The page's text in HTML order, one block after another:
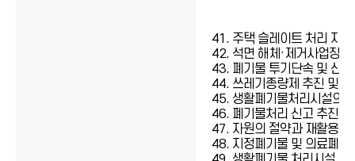
41. 주택 슬레이트 처리 지
42. 석면 해체·제거사업장에
43. 폐기물 투기단속 및 신
44. 쓰레기종량제 추진 및
45. 생활폐기물처리시설의
46. 폐기물처리 신고 추진
47. 자원의 절약과 재활용 촉
48. 지정폐기물 및 의료폐기